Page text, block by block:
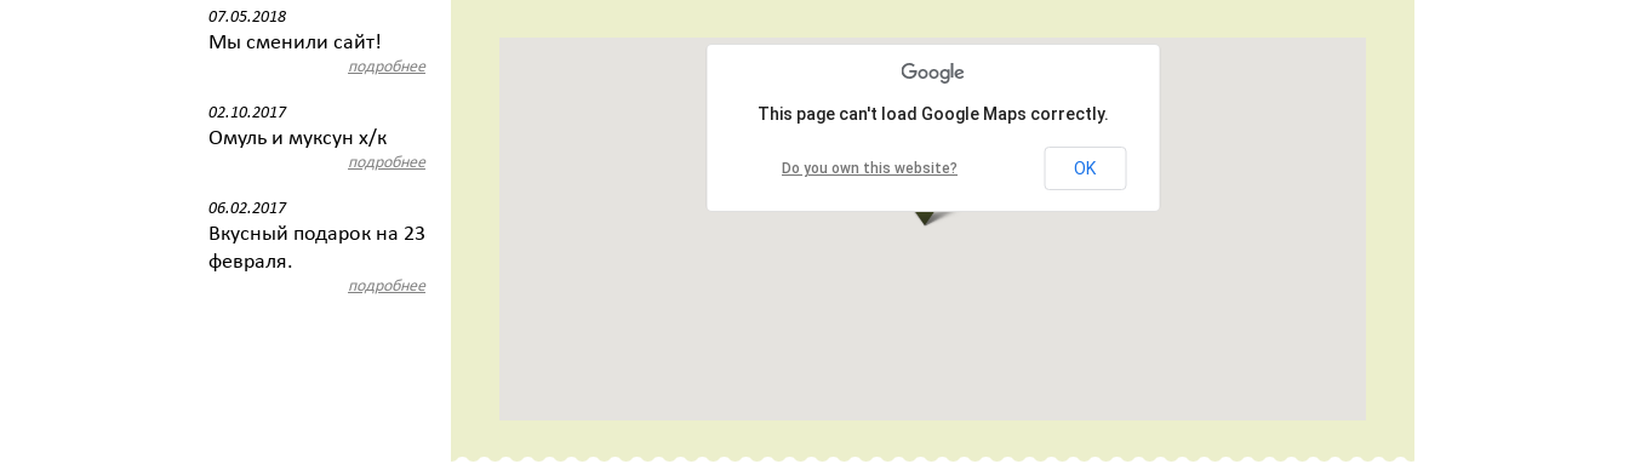
07.05.2018
Мы сменили сайт!
подробнее
02.10.2017
Омуль и муксун х/к
подробнее
06.02.2017
Вкусный подарок на 23
февраля.
подробнее
This page can't load Google Maps correctly.
Do you own this website? OK